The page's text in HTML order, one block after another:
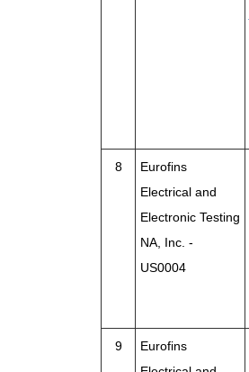
8
Eurofins
Electrical and
Electronic Testing
NA, Inc. -
US0004
9
Eurofins